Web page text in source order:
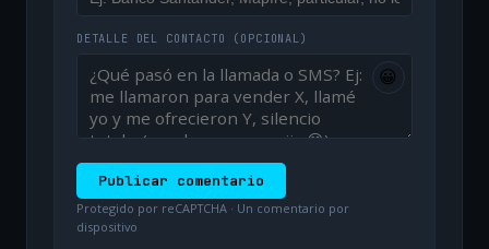
DETALLE DEL CONTACTO (OPCIONAL)
😀
Publicar comentario
Protegido por reCAPTCHA · Un comentario por
dispositivo